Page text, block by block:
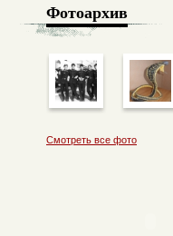
Фотоархив
Смотреть все фото